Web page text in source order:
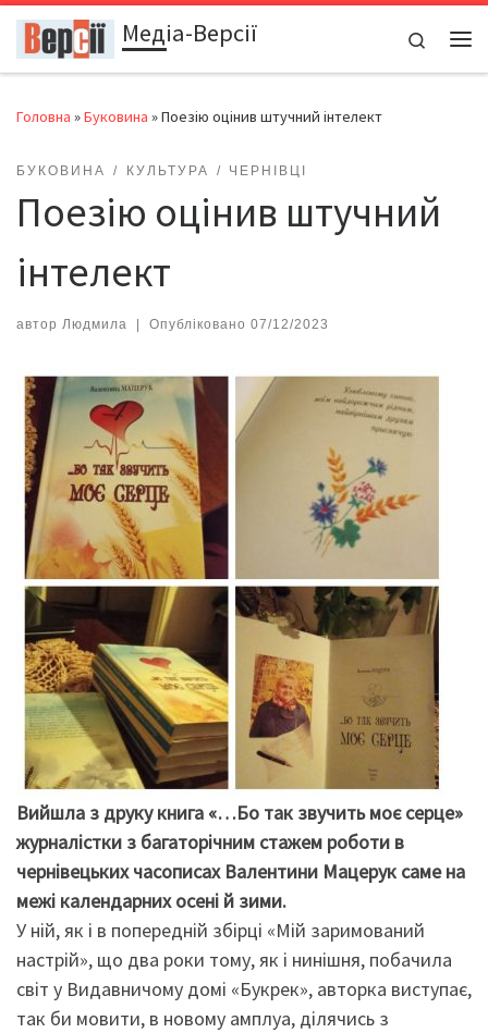
Перейти до вмістуМедіа-Версії
Search
Головна »Буковина »Поезію оцінив штучний інтелект
БУКОВИНА КУЛЬТУРА ЧЕРНІВЦІ
Поезію оцінив штучний
інтелект
автор Людмила | Опубліковано 07/12/2023
Вийшла з друку книга «…Бо так звучить моє серце»
журналістки з багаторічним стажем роботи в
чернівецьких часописах Валентини Мацерук саме на
межі календарних осені й зими.
У ній, як і в попередній збірці «Мій заримований
настрій», що два роки тому, як і нинішня, побачила
світ у Видавничому домі «Букрек», авторка виступає,
так би мовити, в новому амплуа, ділячись з